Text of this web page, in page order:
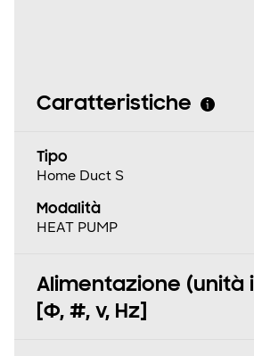
Caratteristiche
Tipo
Home Duct S
Modalità
HEAT PUMP
Alimentazione (unità
[Φ, #, v, Hz]